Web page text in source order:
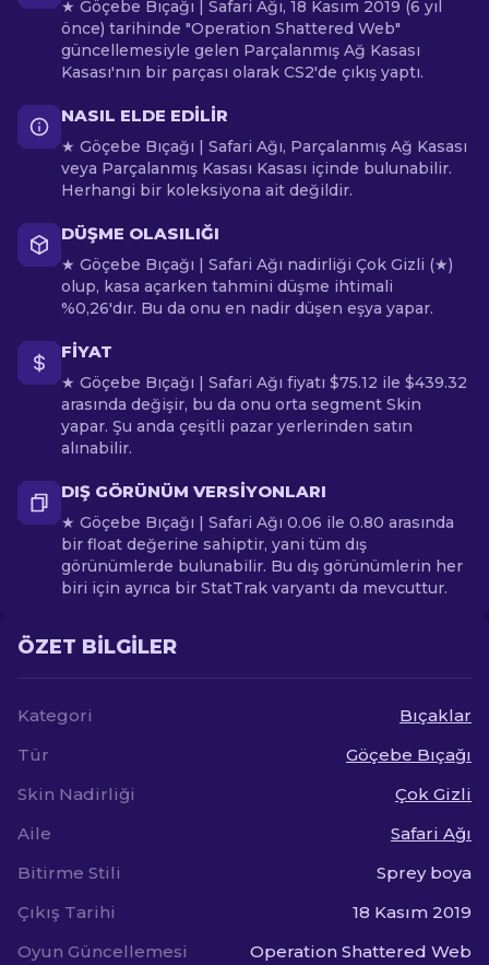
★ Göçebe Bıçağı | Safari Ağı, 18 Kasım 2019 (6 yıl
önce) tarihinde "Operation Shattered Web"
güncellemesiyle gelen Parçalanmış Ağ Kasası
Kasası'nın bir parçası olarak CS2'de çıkış yaptı.
NASIL ELDE EDILIR
★ Göçebe Bıçağı | Safari Ağı, Parçalanmış Ağ Kasası
veya Parçalanmış Kasası Kasası içinde bulunabilir.
Herhangi bir koleksiyona ait değildir.
DÜŞME OLASILIĞI
★ Göçebe Bıçağı | Safari Ağı nadirliği Çok Gizli (★)
olup, kasa açarken tahmini düşme ihtimali
%0,26'dır. Bu da onu en nadir düşen eşya yapar.
FIYAT
★ Göçebe Bıçağı | Safari Ağı fiyatı $75.12 ile $439.32
arasında değişir, bu da onu orta segment Skin
yapar. Şu anda çeşitli pazar yerlerinden satın
alınabilir.
DIŞ GÖRÜNÜM VERSIYONLARI
★ Göçebe Bıçağı | Safari Ağı 0.06 ile 0.80 arasında
bir float değerine sahiptir, yani tüm dış
görünümlerde bulunabilir. Bu dış görünümlerin her
biri için ayrıca bir StatTrak varyantı da mevcuttur.
ÖZET BILGILER
Kategori
Bıçaklar
Tür
Göçebe Bıçağı
Skin Nadirliği
Çok Gizli
Aile
Safari Ağı
Bitirme Stili
Sprey boya
Çıkış Tarihi
18 Kasım 2019
Oyun Güncellemesi
Operation Shattered Web